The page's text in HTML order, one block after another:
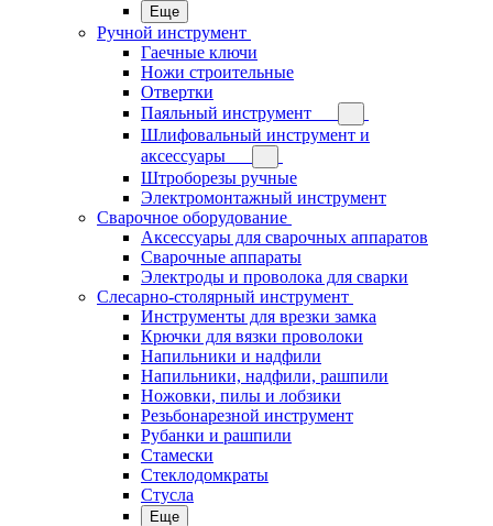
Еще
Ручной инструмент
Гаечные ключи
Ножи строительные
Отвертки
Паяльный инструмент
Шлифовальный инструмент и
аксессуары
Штроборезы ручные
Электромонтажный инструмент
Сварочное оборудование
Аксессуары для сварочных аппаратов
Сварочные аппараты
Электроды и проволока для сварки
Слесарно-столярный инструмент
Инструменты для врезки замка
Крючки для вязки проволоки
Напильники и надфили
Напильники, надфили, рашпили
Ножовки, пилы и лобзики
Резьбонарезной инструмент
Рубанки и рашпили
Стамески
Стеклодомкраты
Стусла
Еще